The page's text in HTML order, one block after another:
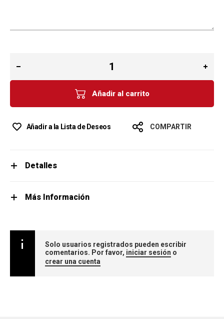
Añadir al carrito
Añadir a la Lista de Deseos COMPARTIR
Detalles
Más Información
Solo usuarios registrados pueden escribir
comentarios. Por favor, iniciar sesión o
crear una cuenta